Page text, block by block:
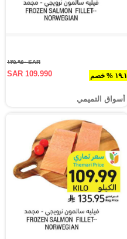
١٩.١ % خصم
SAR ١٣٥.٩٥٠
SAR 109.990
أسواق التميمي